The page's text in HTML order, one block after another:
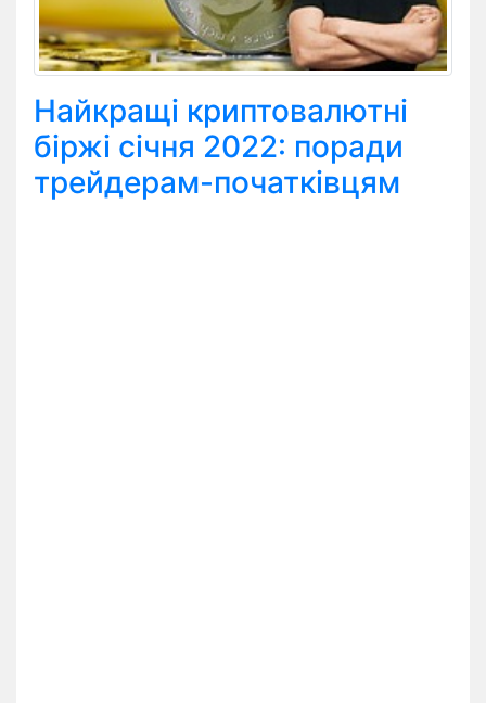
Найкращі криптовалютні
біржі січня 2022: поради
трейдерам-початківцям